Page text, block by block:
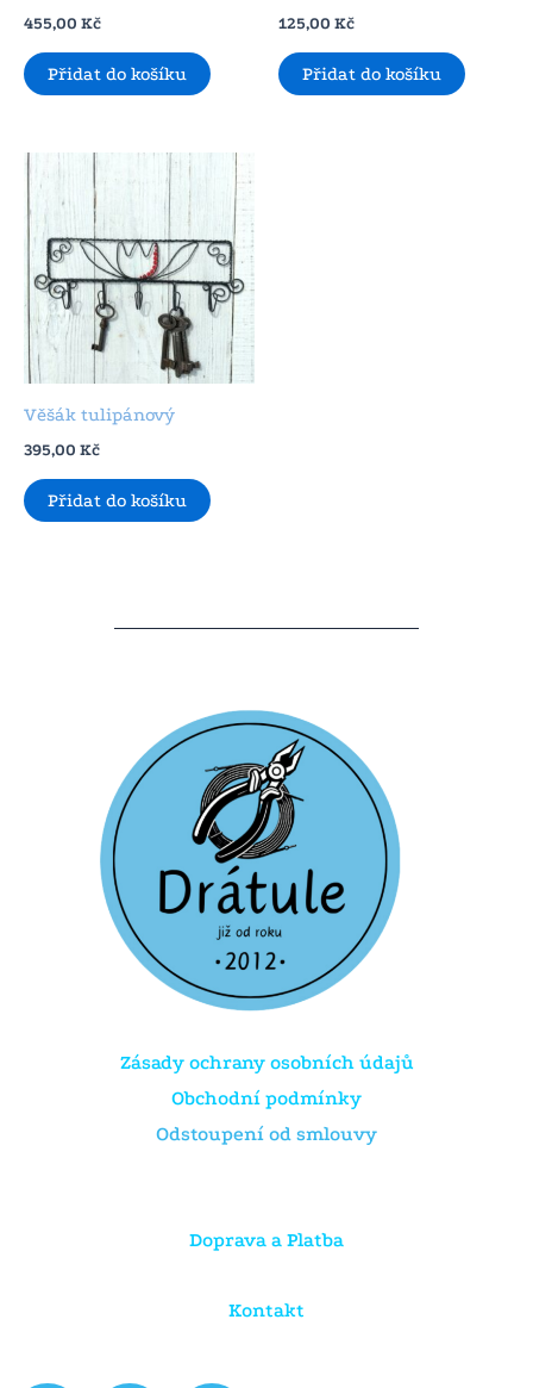
455,00 Kč
Přidat do košíku
125,00 Kč
Přidat do košíku
Věšák tulipánový
395,00 Kč
Přidat do košíku
Zásady ochrany osobních údajů
Obchodní podmínky
Odstoupení od smlouvy
Doprava a Platba
Kontakt